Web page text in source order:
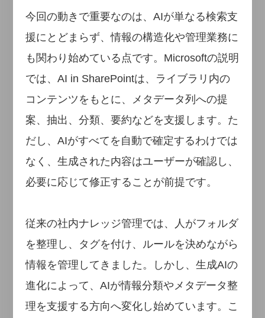
今回の動きで重要なのは、AIが単なる検索支
援にとどまらず、情報の構造化や管理業務に
も関わり始めている点です。Microsoftの説明
では、AI in SharePointは、ライブラリ内の
コンテンツをもとに、メタデータ列への提
案、抽出、分類、要約などを支援します。た
だし、AIがすべてを自動で確定するわけでは
なく、生成された内容はユーザーが確認し、
必要に応じて修正することが前提です。
従来の社内ナレッジ管理では、人がフォルダ
を整理し、タグを付け、ルールを決めながら
情報を管理してきました。しかし、生成AIの
進化によって、AIが情報分類やメタデータ整
理を支援する方向へ変化し始めています。こ